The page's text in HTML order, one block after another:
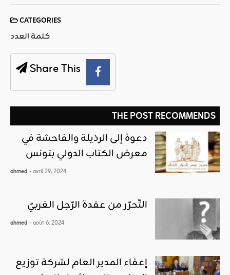
CATEGORIES
كلمة العدد
Share This
THE POST RECOMMENDS
دعوة إلى الرذيلة والفاحشة في
معرض الكتاب الدولي بتونس
ahmed - avril 29, 2024
التّحرّر من عقدة الرّجل الغربيّ
ahmed - août 6, 2024
إعفاء المدير العام لشركة توزيع